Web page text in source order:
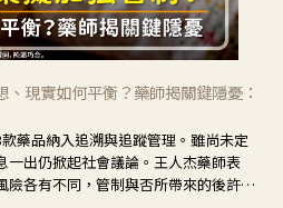
現實如何平衡？藥師揭關鍵隱憂：
藥品納入追溯與追蹤管理。雖尚未定
一出仍掀起社會議論。王人杰藥師表
險各有不同，管制與否所帶來的後許影